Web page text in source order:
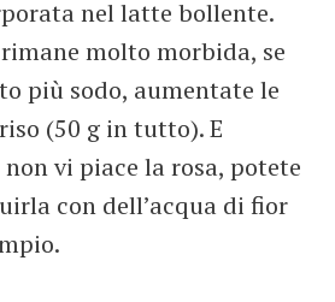
nel latte bollente.
molto morbida, se
più sodo, aumentate le
(50 g in tutto). E
vi piace la rosa, potete
con dell’acqua di fior